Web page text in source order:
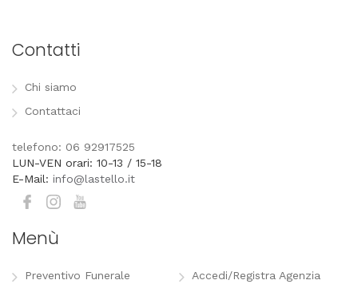
Contatti
Chi siamo
Contattaci
telefono: 06 92917525
LUN-VEN orari: 10-13 / 15-18
E-Mail: info@lastello.it
Menù
Preventivo Funerale
Accedi/Registra Agenzia